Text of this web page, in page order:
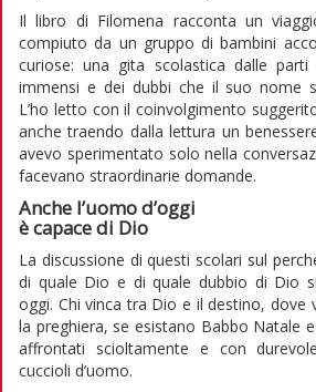
Il libro di Filomena racconta un
compiuto da un gruppo di bambini
curiose: una gita scolastica dalle
immensi e dei dubbi che il suo nome
L’ho letto con il coinvolgimento
anche traendo dalla lettura un
avevo sperimentato solo nella
facevano straordinarie domande.
Anche l’uomo d’oggi
è capace di Dio
La discussione di questi scolari sul
di quale Dio e di quale dubbio di Dio
oggi. Chi vinca tra Dio e il destino, dove
la preghiera, se esistano Babbo Natale
affrontati scioltamente e con
cuccioli d’uomo.